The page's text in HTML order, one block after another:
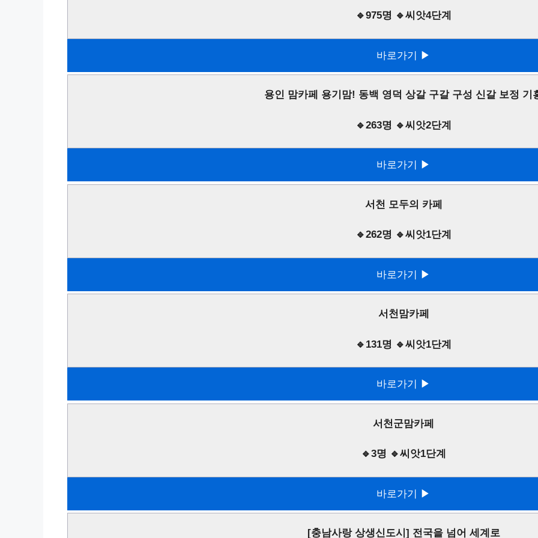
🔹975명 🔹씨앗4단계
바로가기 ▶
용인 맘카페 용기맘! 동백 영덕 상갈 구갈 구성 신갈 보정 기
🔹263명 🔹씨앗2단계
바로가기 ▶
서천 모두의 카페
🔹262명 🔹씨앗1단계
바로가기 ▶
서천맘카페
🔹131명 🔹씨앗1단계
바로가기 ▶
서천군맘카페
🔹3명 🔹씨앗1단계
바로가기 ▶
[충남사랑 상생신도시] 전국을 넘어 세계로